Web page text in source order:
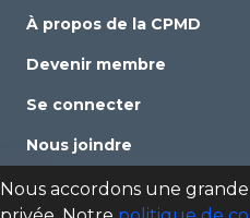
À propos de la CPMD
Devenir membre
Se connecter
Nous joindre
Politique de
Nous accordons une